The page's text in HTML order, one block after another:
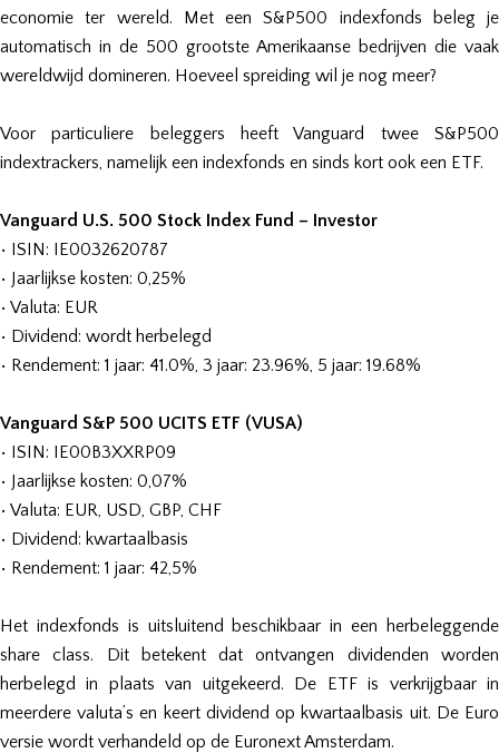
economie ter wereld. Met een S&P500 indexfonds beleg je
automatisch in de 500 grootste Amerikaanse bedrijven die vaak
wereldwijd domineren. Hoeveel spreiding wil je nog meer?
Voor particuliere beleggers heeft Vanguard twee S&P500
indextrackers, namelijk een indexfonds en sinds kort ook een ETF.
Vanguard U.S. 500 Stock Index Fund – Investor
• ISIN: IE0032620787
• Jaarlijkse kosten: 0,25%
• Valuta: EUR
• Dividend: wordt herbelegd
• Rendement: 1 jaar: 41.0%, 3 jaar: 23.96%, 5 jaar: 19.68%
Vanguard S&P 500 UCITS ETF (VUSA)
• ISIN: IE00B3XXRP09
• Jaarlijkse kosten: 0,07%
• Valuta: EUR, USD, GBP, CHF
• Dividend: kwartaalbasis
• Rendement: 1 jaar: 42,5%
Het indexfonds is uitsluitend beschikbaar in een herbeleggende
share class. Dit betekent dat ontvangen dividenden worden
herbelegd in plaats van uitgekeerd. De ETF is verkrijgbaar in
meerdere valuta’s en keert dividend op kwartaalbasis uit. De Euro
versie wordt verhandeld op de Euronext Amsterdam.